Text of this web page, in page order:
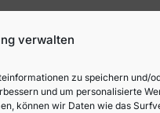
verwalten
zu speichern und/
und um personalisierte
können wir Daten wie das